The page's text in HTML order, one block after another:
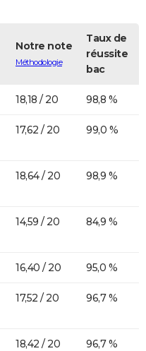
Notre note
Méthodologie
Taux de
réussite
bac
18,18 / 20 98,8 %
17,62 / 20 99,0 %
18,64 / 20 98,9 %
14,59 / 20 84,9 %
16,40 / 20 95,0 %
17,52 / 20 96,7 %
18,42 / 20 96,7 %